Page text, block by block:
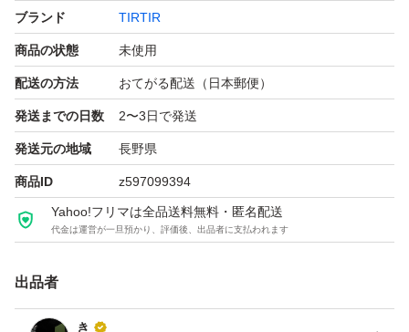
ブランド TIRTIR
商品の状態 未使用
配送の方法 おてがる配送（日本郵便）
発送までの日数 2〜3日で発送
発送元の地域 長野県
商品ID z597099394
Yahoo!フリマは全品送料無料・匿名配送
代金は運営が一旦預かり、評価後、出品者に支払われます
出品者
き